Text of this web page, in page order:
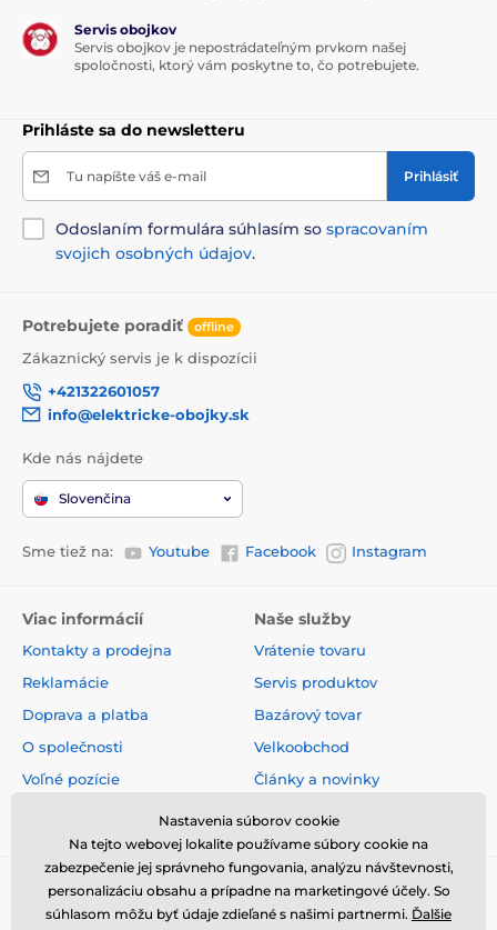
Design, aký si ľahko zamilujete!
Keď sa v jedinom produkte stretne kvalita s modernou
Reedog Senza. Dostanete ho nie len v štyroch rôznych
veľkostiach, ale aj farebných variantách.
ilustračný charakter.
Chovateľstvo Potreby na venčenie
Vodítka pre psov
% Potreby na venčenie
Servis obojkov
Servis obojkov je nepostrádateľným prvkom našej
spoločnosti, ktorý vám poskytne to, čo potrebujete.
Prihláste sa do newsletteru
Tu napíšte váš e-mail Prihlásiť
Odoslaním formulára súhlasím so spracovaním
svojich osobných údajov.
Potrebujete poradiť offline
Zákaznický servis je k dispozícii
+421322601057
info@elektricke-obojky.sk
Kde nás nájdete
Slovenčina
Sme tiež na: Youtube Facebook Instagram
Viac informácií
Kontakty a prodejna
Reklamácie
Doprava a platba
O společnosti
Voľné pozície
Naše služby
Vrátenie tovaru
Servis produktov
Bazárový tovar
Velkoobchod
Články a novinky
Nastavenia súborov cookie
Na tejto webovej lokalite používame súbory cookie na
zabezpečenie jej správneho fungovania, analýzu návštevnosti,
personalizáciu obsahu a prípadne na marketingové účely. So
súhlasom môžu byť údaje zdieľané s našimi partnermi. Ďalšie